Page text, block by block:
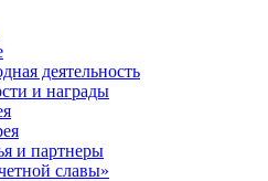
деятельность
и награды
и партнеры
славы»